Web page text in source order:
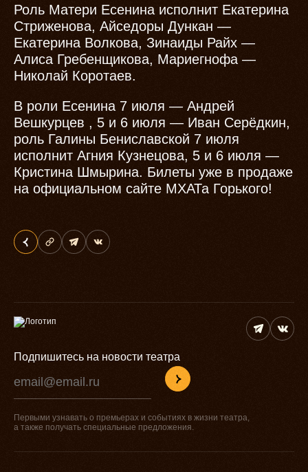
Роль Матери Есенина исполнит Екатерина
Стриженова, Айседоры Дункан —
Екатерина Волкова, Зинаиды Райх —
Алиса Гребенщикова, Мариегнофа —
Николай Коротаев.
В роли Есенина 7 июля — Андрей
Вешкурцев , 5 и 6 июля — Иван Серёдкин,
роль Галины Бениславской 7 июля
исполнит Агния Кузнецова, 5 и 6 июля —
Кристина Шмырина. Билеты уже в продаже
на официальном сайте МХАТа Горького!
Подпишитесь на новости театра
Первыми узнавать о премьерах и событиях в жизни театра,
а также получать специальные предложения.